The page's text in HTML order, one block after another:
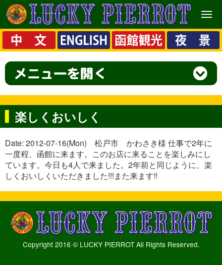
メ
ニ
ュ
ー
楽しくおいしく
Date: 2012-07-16(Mon) 松戸市 かわさき様 仕事で2年に
一度程、函館に来ます。このお店に来ることを楽しみにし
ています。今日も4人で来ました。2年前と同じように、楽
しくおいしくいただきました!!!また来ます!!
Copyright 2016 © LUCKY PIERROT All Rights Reserved.